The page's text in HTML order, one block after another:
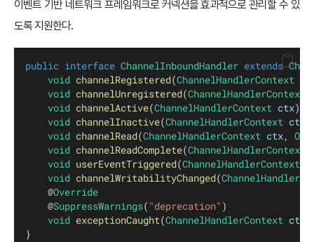
이벤트 기반 네트워크 프레임워크로 커넥션을 효과적으로 관리할 수 있
도록 지원한다.
public interface ChannelInboundHandler extends
void channelRegistered(ChannelHandlerContext
void channelUnregistered(ChannelHandlerContext
void channelActive(ChannelHandlerContext ctx)
void channelInactive(ChannelHandlerContext ctx
void channelRead(ChannelHandlerContext ctx,
void channelReadComplete(ChannelHandlerContext
void userEventTriggered(ChannelHandlerContext
void channelWritabilityChanged(
    @
Override
    @
SuppressWarnings( "deprecation" )
void exceptionCaught(ChannelHandlerContext ctx
}